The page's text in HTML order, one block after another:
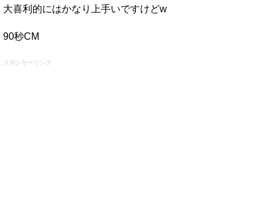
大喜利的にはかなり上手いですけどw
90秒CM
スポンサーリンク